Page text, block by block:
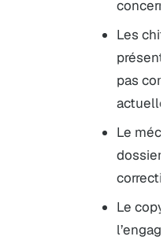
Les
pas
Le
dossier
Le